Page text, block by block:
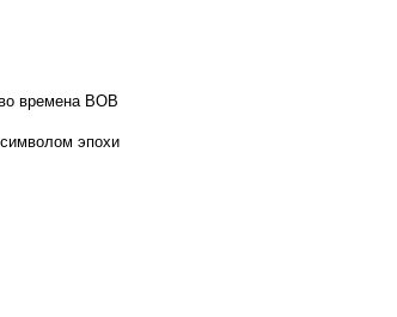
времена ВОВ
эпохи